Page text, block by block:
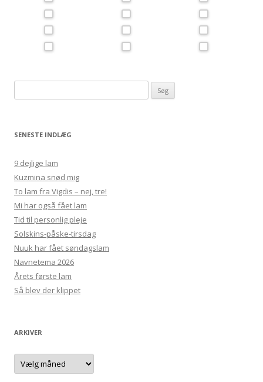
efter:
SENESTE INDLÆG
9 dejlige lam
Kuzmina snød mig
To lam fra Vigdis – nej, tre!
Mi har også fået lam
Tid til personlig pleje
Solskins-påske-tirsdag
Nuuk har fået søndagslam
Navnetema 2026
Årets første lam
Så blev der klippet
ARKIVER
Arkiver